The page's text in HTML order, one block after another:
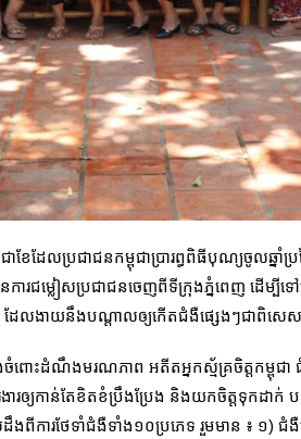
លប្រជាជនកម្ពុជាប្រារព្ធពិធីបុណ្យចូលឆ្នាំប្
ារជម្លៀសប្រជាជនចេញពីទីក្រុងភ្នំពេញ ដើម្បី
េះ ដែលងាយ​នឹងបណ្តាលឲ្យកើតជំងឺផ្សេងៗជាពិ
ងចំពោះដំណឹងមរណភាព អតីតអ្នកស្ម័គ្រចិត្តកម្ពុ
រឲ្យកាន់តែខិតខំប្រឹងប្រែង និងយកចិត្តទុកដាក់
ដឹងពីការថែទាំជំងឺទាំង១០ប្រភេទ រួមមាន ៖